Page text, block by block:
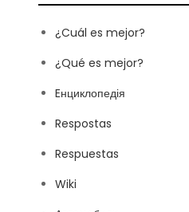
¿Cuál es mejor?
¿Qué es mejor?
Eнциклопедія
Respostas
Respuestas
Wiki